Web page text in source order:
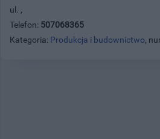
ul. ,
Telefon: 507068365
Kategoria: Produkcja i budownictwo,